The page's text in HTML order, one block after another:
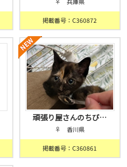
掲載番号：C360872
頑張り屋さんのちび…
♀ 香川県
掲載番号：C360861